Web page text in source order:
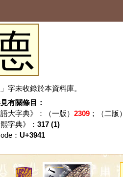
」字未收錄於本資料庫。
有關條目：
語大字典》：（一版） 2309；（二版）
熙字典》： 317 (1)
： U+3941